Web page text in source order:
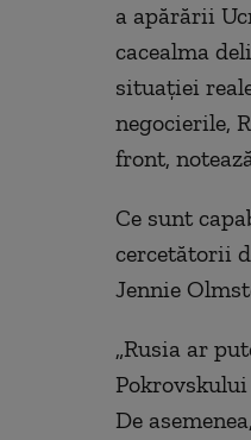
a apărării
cacealma
situației
negocierile,
front,
Ce sunt
cercetătorii
Jennie
„Rusia ar
De